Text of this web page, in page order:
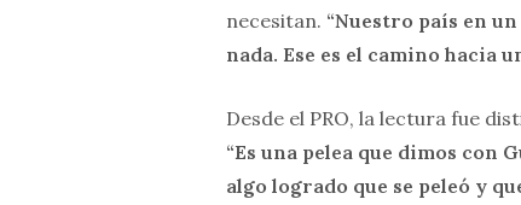
necesitan. “Nuestro país en
nada. Ese es el camino hacia
Desde el PRO, la lectura fue
“Es una pelea que dimos con
algo logrado que se peleó y